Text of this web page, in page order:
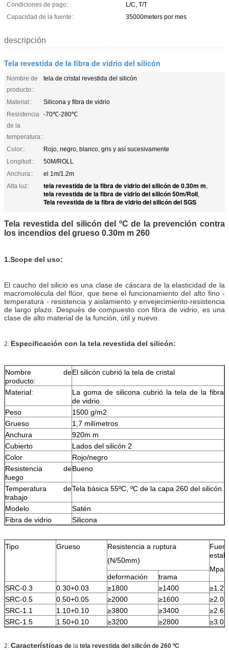
Condiciones de pago:
L/C, T/T
Capacidad de la fuente:
35000meters por mes
descripción
Tela revestida de la fibra de vidrio del silicón
Nombre de
producto::
tela de cristal revestida del silicón
Material::
Silicona y fibra de vidrio
Resistencia
de la
temperatura::
-70℃-280℃
Color::
Rojo, negro, blanco, gris y así sucesivamente
Longitud::
50M/ROLL
Anchura::
el 1m/1.2m
Alta luz:
tela revestida de la fibra de vidrio del silicón de 0.30m m,
tela revestida de la fibra de vidrio del silicón 50m/Roll,
Tela revestida de la fibra de vidrio del silicón del SGS
Tela revestida del silicón del ºC de la prevención contra
los incendios del grueso 0.30m m 260
1.Scope del uso:
El caucho del silicio es una clase de cáscara de la elasticidad de la
macromolécula del flúor, que tiene el funcionamiento del alto fino -
temperatura - resistencia y aislamiento y envejecimiento-resistencia
de largo plazo. Después de compuesto con fibra de vidrio, es una
clase de alto material de la función, útil y nuevo.
2. Especificación con la tela revestida del silicón:
Nombre de
producto:
El silicón cubrió la tela de cristal
Material:
La goma de silicona cubrió la tela de la fibra
de vidrio
Peso
1500 g/m2
Grueso
1,7 milímetros
Anchura
920m m
Cubierto
Lados del silicón 2
Color
Rojo/negro
Resistencia de
fuego
Bueno
Temperatura de
trabajo
Tela básica 55ºC, ºC de la capa 260 del silicón.
Modelo
Satén
Fibra de vidrio
Silicona
Tipo Grueso
Resistencia a ruptura
(N/50mm)
Mpa
deformación
trama
SRC-0.3
0.30+0.03 ≥1800 ≥1400
≥1.2
SRC-0.5
0.50+0.05 ≥2000 ≥1600
≥2.0
SRC-1.1
1.10+0.10 ≥3800 ≥3400
≥2.6
SRC-1.5
1.50+0.10 ≥3200 ≥2800 ≥3.0
2. Características de la tela revestida del silicón de 260 ºC